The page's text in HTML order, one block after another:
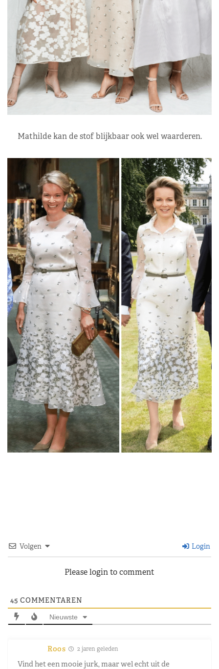
Mathilde kan de stof blijkbaar ook wel waarderen.
Volgen Login
Please login to comment
45 COMMENTAREN
Nieuwste
Roos 2 jaren geleden
Vind het een mooie jurk, maar wel echt uit de